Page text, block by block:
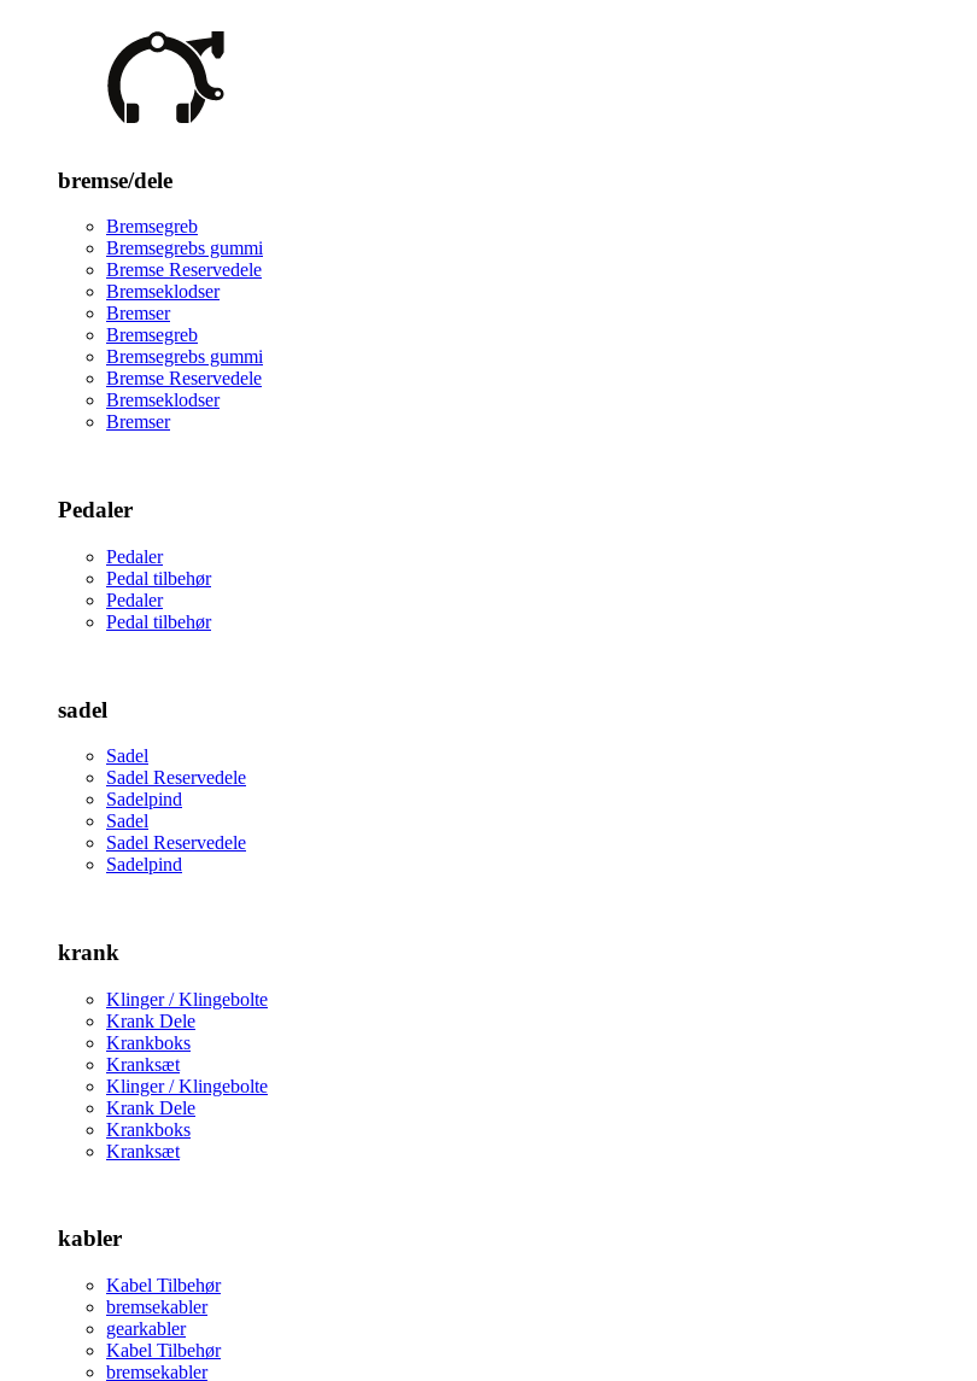
bremse/dele
Bremsegreb
Bremsegrebs gummi
Bremse Reservedele
Bremseklodser
Bremser
Bremsegreb
Bremsegrebs gummi
Bremse Reservedele
Bremseklodser
Bremser
Pedaler
Pedaler
Pedal tilbehør
Pedaler
Pedal tilbehør
sadel
Sadel
Sadel Reservedele
Sadelpind
Sadel
Sadel Reservedele
Sadelpind
krank
Klinger / Klingebolte
Krank Dele
Krankboks
Kranksæt
Klinger / Klingebolte
Krank Dele
Krankboks
Kranksæt
kabler
Kabel Tilbehør
bremsekabler
gearkabler
Kabel Tilbehør
bremsekabler